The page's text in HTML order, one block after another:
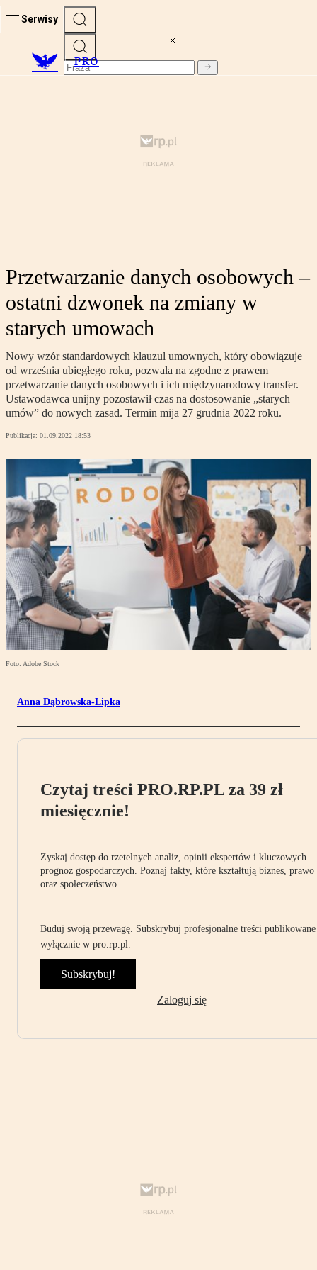
Serwisy
PRO
Przetwarzanie danych osobowych –
ostatni dzwonek na zmiany w
starych umowach
Nowy wzór standardowych klauzul umownych, który obowiązuje
od września ubiegłego roku, pozwala na zgodne z prawem
przetwarzanie danych osobowych i ich międzynarodowy transfer.
Ustawodawca unijny pozostawił czas na dostosowanie „starych
umów” do nowych zasad. Termin mija 27 grudnia 2022 roku.
Publikacja: 01.09.2022 18:53
Foto: Adobe Stock
Anna Dąbrowska-Lipka
Czytaj treści PRO.RP.PL za 39 zł
miesięcznie!
Zyskaj dostęp do rzetelnych analiz, opinii ekspertów i kluczowych
prognoz gospodarczych. Poznaj fakty, które kształtują biznes, prawo
oraz społeczeństwo.
Buduj swoją przewagę. Subskrybuj profesjonalne treści publikowane
wyłącznie w pro.rp.pl.
Subskrybuj!
Zaloguj się